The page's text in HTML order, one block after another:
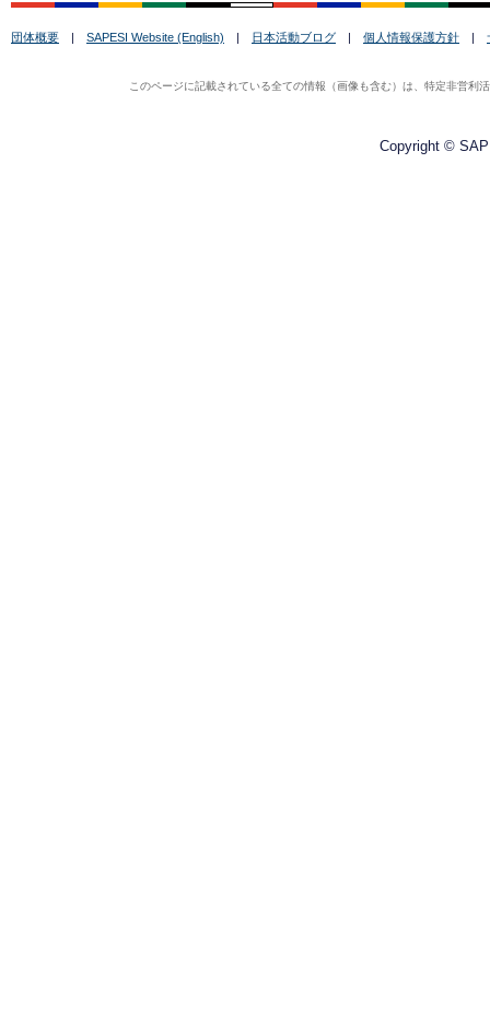
団体概要 | SAPESI Website (English) | 日本活動ブログ | 個人情報保護方針 |
このページに記載されている全ての情報（画像も含む）は、特定非営
Copyright ©